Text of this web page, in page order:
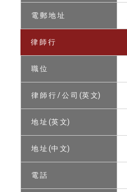
電 郵 地 址
律 師 行
職 位
律 師 行 / 公 司 (英 文)
地 址 (英 文)
地 址 (中 文)
電 話